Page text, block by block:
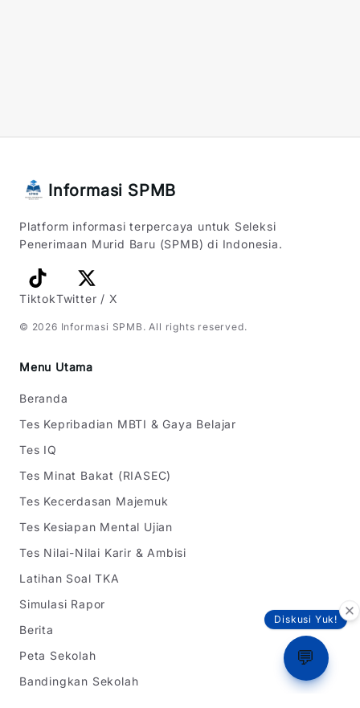
Diskusi Yuk!
💬
Informasi SPMB
Platform informasi terpercaya untuk Seleksi
Penerimaan Murid Baru (SPMB) di Indonesia.
TiktokTwitter / X
© 2026 Informasi SPMB . All rights reserved.
Menu Utama
Beranda
Tes Kepribadian MBTI & Gaya Belajar
Tes IQ
Tes Minat Bakat (RIASEC)
Tes Kecerdasan Majemuk
Tes Kesiapan Mental Ujian
Tes Nilai-Nilai Karir & Ambisi
Latihan Soal TKA
Simulasi Rapor
Berita
Peta Sekolah
Bandingkan Sekolah